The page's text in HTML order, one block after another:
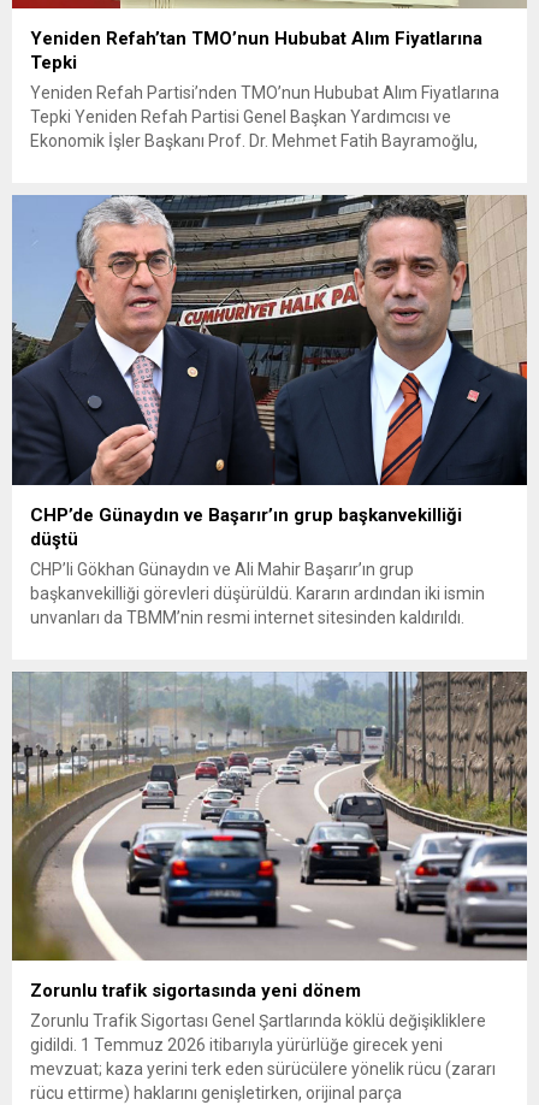
Yeniden Refah’tan TMO’nun Hububat Alım Fiyatlarına
Tepki
Yeniden Refah Partisi’nden TMO’nun Hububat Alım Fiyatlarına
Tepki Yeniden Refah Partisi Genel Başkan Yardımcısı ve
Ekonomik İşler Başkanı Prof. Dr. Mehmet Fatih Bayramoğlu,
fiyatların çiftçinin artan maliyetlerini karşılamaktan uzak
olduğunu savunarak fiyatların yeniden değerlendirilmesi
çağrısında...
CHP’de Günaydın ve Başarır’ın grup başkanvekilliği
düştü
CHP’li Gökhan Günaydın ve Ali Mahir Başarır’ın grup
başkanvekilliği görevleri düşürüldü. Kararın ardından iki ismin
unvanları da TBMM’nin resmi internet sitesinden kaldırıldı.
çıkarma cezası uygulanmak üzere Yüksek Disiplin Kurulu’na
(YDK) sevk edilen ve partideki tüm görevlerinden...
Zorunlu trafik sigortasında yeni dönem
Zorunlu Trafik Sigortası Genel Şartlarında köklü değişikliklere
gidildi. 1 Temmuz 2026 itibarıyla yürürlüğe girecek yeni
mevzuat; kaza yerini terk eden sürücülere yönelik rücu (zararı
rücu ettirme) haklarını genişletirken, orijinal parça